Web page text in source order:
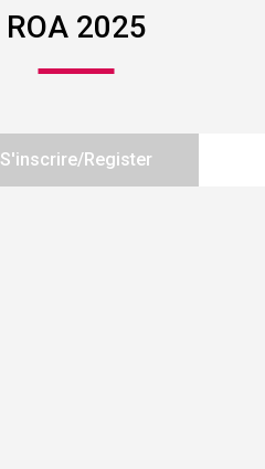
ROA 2025
S'inscrire/Register